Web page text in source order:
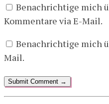
Benachrichtige mich
Kommentare via E-Mail.
Benachrichtige mich
Mail.